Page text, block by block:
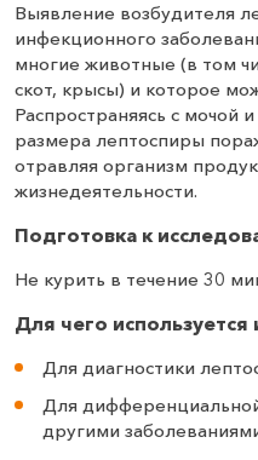
Выявление возбудителя
инфекционного
многие животные (в том
скот, крысы) и которое
Распространяясь с мочой
размера лептоспиры
отравляя организм
жизнедеятельности.
Подготовка к
Не курить в течение 30
Для чего используется
Для диагностики
Для
другими